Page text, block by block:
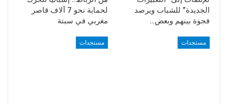
الجديدة” للشباب ويرصد
فجوة بينهم وبعض…
لحماية نحو 7 آلاف قاصر
مغربي في سبتة
مستجدات مستجدات